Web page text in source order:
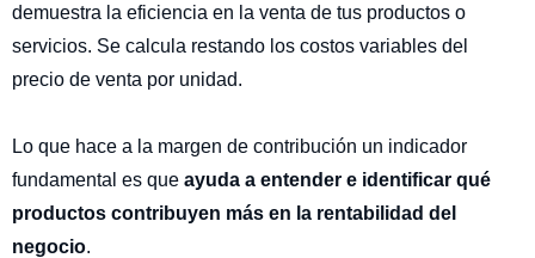
demuestra la eficiencia en la venta de tus productos o
servicios. Se calcula restando los costos variables del
precio de venta por unidad.
Lo que hace a la margen de contribución un indicador
fundamental es que ayuda a entender e identificar qué
productos contribuyen más en la rentabilidad del
negocio.